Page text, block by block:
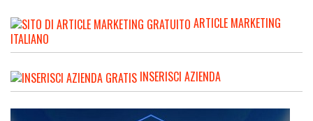
ARTICLE MARKETING
ITALIANO
INSERISCI AZIENDA